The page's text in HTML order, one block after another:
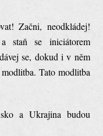
Začni, neodkládej!
staň se iniciátorem
se, dokud i v něm
Tato modlitba
a Ukrajina budou